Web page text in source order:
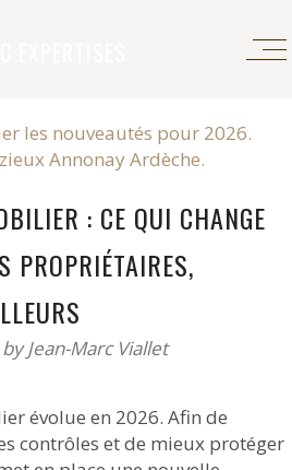
: CE QUI CHANGE
PROPRIÉTAIRES,
byJean-Marc Viallet
évolue en 2026. Afin de
contrôles et de mieux protéger